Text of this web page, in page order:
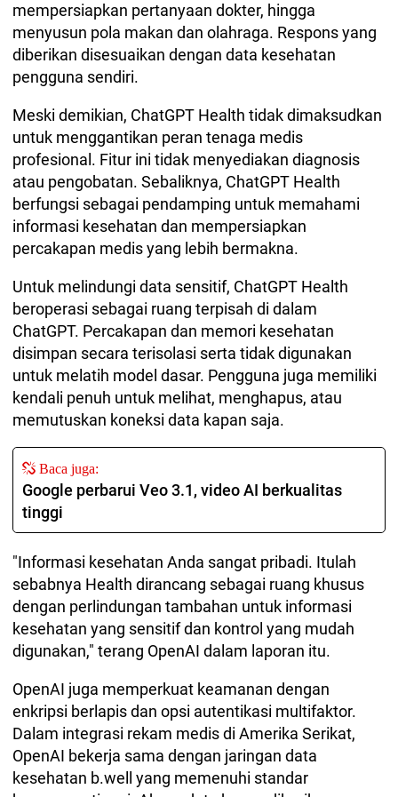
mempersiapkan pertanyaan dokter, hingga
menyusun pola makan dan olahraga. Respons yang
diberikan disesuaikan dengan data kesehatan
pengguna sendiri.
Meski demikian, ChatGPT Health tidak dimaksudkan
untuk menggantikan peran tenaga medis
profesional. Fitur ini tidak menyediakan diagnosis
atau pengobatan. Sebaliknya, ChatGPT Health
berfungsi sebagai pendamping untuk memahami
informasi kesehatan dan mempersiapkan
percakapan medis yang lebih bermakna.
Untuk melindungi data sensitif, ChatGPT Health
beroperasi sebagai ruang terpisah di dalam
ChatGPT. Percakapan dan memori kesehatan
disimpan secara terisolasi serta tidak digunakan
untuk melatih model dasar. Pengguna juga memiliki
kendali penuh untuk melihat, menghapus, atau
memutuskan koneksi data kapan saja.
Baca juga:
Google perbarui Veo 3.1, video AI berkualitas
tinggi
"Informasi kesehatan Anda sangat pribadi. Itulah
sebabnya Health dirancang sebagai ruang khusus
dengan perlindungan tambahan untuk informasi
kesehatan yang sensitif dan kontrol yang mudah
digunakan," terang OpenAI dalam laporan itu.
OpenAI juga memperkuat keamanan dengan
enkripsi berlapis dan opsi autentikasi multifaktor.
Dalam integrasi rekam medis di Amerika Serikat,
OpenAI bekerja sama dengan jaringan data
kesehatan b.well yang memenuhi standar